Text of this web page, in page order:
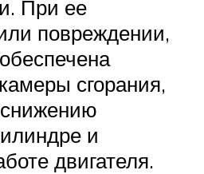
При ее
повреждении,
сгорания,
и
двигателя.